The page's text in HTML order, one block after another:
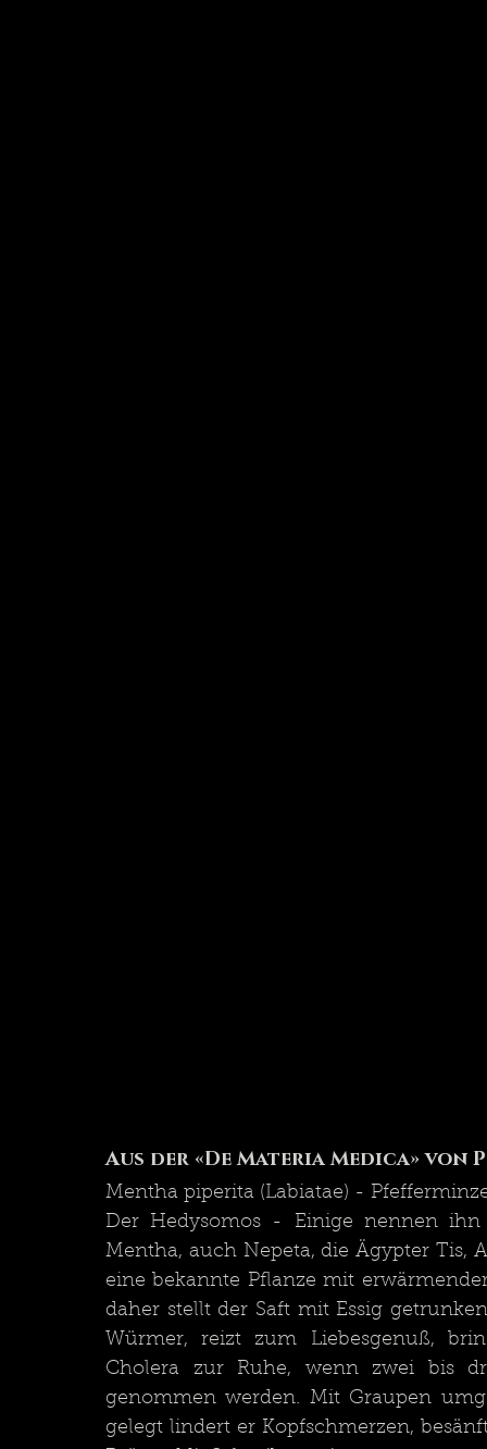
Aus der «De Materia Medica» von
Mentha piperita (Labiatae) -
Der Hedysomos - Einige nennen
Mentha, auch Nepeta, die Ägypter Tis,
eine bekannte Pflanze mit
daher stellt der Saft mit Essig
Würmer, reizt zum Liebesgenuß,
Cholera zur Ruhe, wenn zwei bis
genommen werden. Mit Graupen
gelegt lindert er Kopfschmerzen,